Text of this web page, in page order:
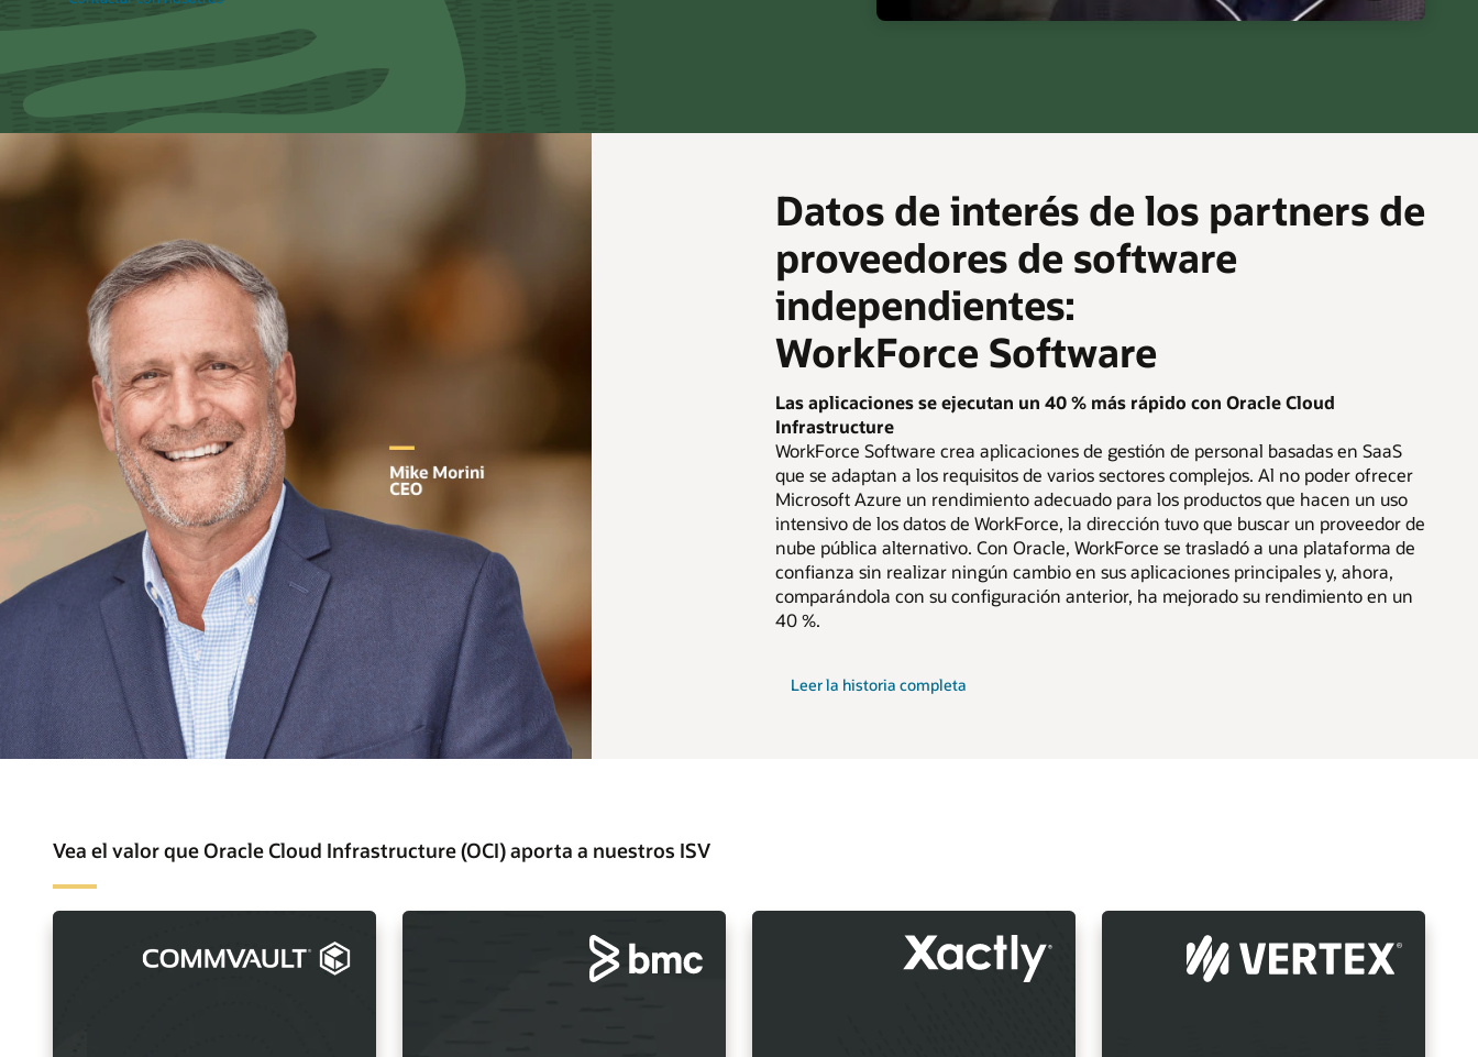
Datos de interés de los partners de
proveedores de software
independientes:
WorkForce Software
Las aplicaciones se ejecutan un 40 % más rápido con Oracle Cloud
Infrastructure
WorkForce Software crea aplicaciones de gestión de personal basadas en SaaS
que se adaptan a los requisitos de varios sectores complejos. Al no poder ofrecer
Microsoft Azure un rendimiento adecuado para los productos que hacen un uso
intensivo de los datos de WorkForce, la dirección tuvo que buscar un proveedor de
nube pública alternativo. Con Oracle, WorkForce se trasladó a una plataforma de
confianza sin realizar ningún cambio en sus aplicaciones principales y, ahora,
comparándola con su configuración anterior, ha mejorado su rendimiento en un
40 %.
Leer la historia completa
Vea el valor que Oracle Cloud Infrastructure (OCI) aporta a nuestros ISV